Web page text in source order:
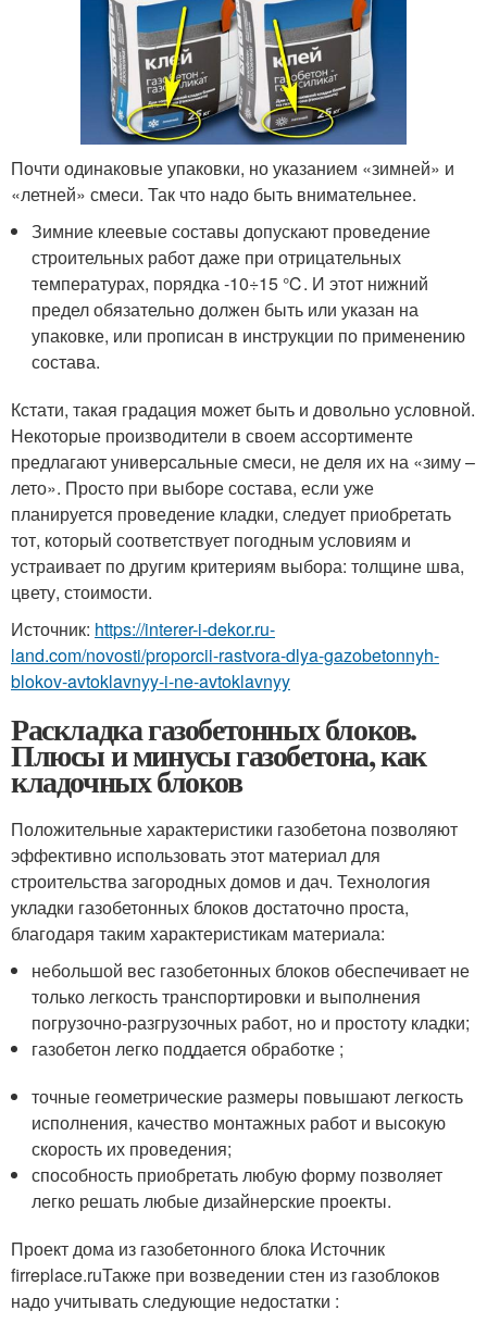
Почти одинаковые упаковки, но указанием «зимней» и
«летней» смеси. Так что надо быть внимательнее.
Зимние клеевые составы допускают проведение
строительных работ даже при отрицательных
температурах, порядка -10÷15 ℃. И этот нижний
предел обязательно должен быть или указан на
упаковке, или прописан в инструкции по применению
состава.
Кстати, такая градация может быть и довольно условной.
Некоторые производители в своем ассортименте
предлагают универсальные смеси, не деля их на «зиму –
лето». Просто при выборе состава, если уже
планируется проведение кладки, следует приобретать
тот, который соответствует погодным условиям и
устраивает по другим критериям выбора: толщине шва,
цвету, стоимости.
Источник: https://interer-i-dekor.ru-
land.com/novosti/proporcii-rastvora-dlya-gazobetonnyh-
blokov-avtoklavnyy-i-ne-avtoklavnyy
Раскладка газобетонных блоков.
Плюсы и минусы газобетона, как
кладочных блоков
Положительные характеристики газобетона позволяют
эффективно использовать этот материал для
строительства загородных домов и дач. Технология
укладки газобетонных блоков достаточно проста,
благодаря таким характеристикам материала:
небольшой вес газобетонных блоков обеспечивает не
только легкость транспортировки и выполнения
погрузочно-разгрузочных работ, но и простоту кладки;
газобетон легко поддается обработке ;
точные геометрические размеры повышают легкость
исполнения, качество монтажных работ и высокую
скорость их проведения;
способность приобретать любую форму позволяет
легко решать любые дизайнерские проекты.
Проект дома из газобетонного блока Источник
firreplace.ruТакже при возведении стен из газоблоков
надо учитывать следующие недостатки :